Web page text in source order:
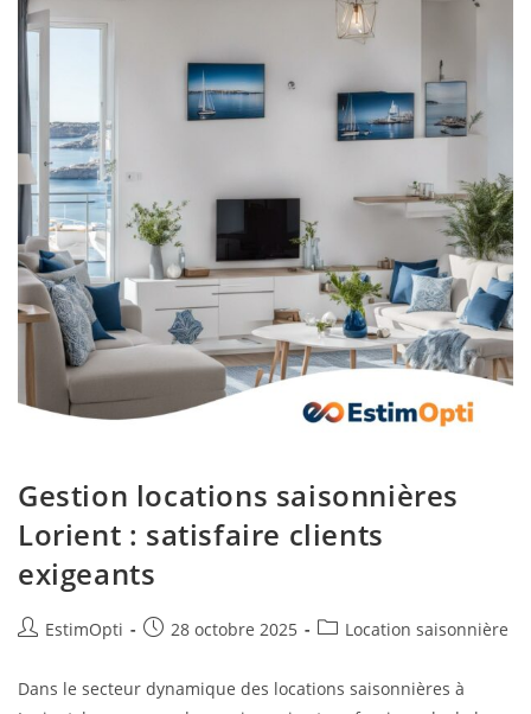
Gestion locations saisonnières
Lorient : satisfaire clients
exigeants
EstimOpti 28 octobre 2025 Location saisonnière
Dans le secteur dynamique des locations saisonnières à